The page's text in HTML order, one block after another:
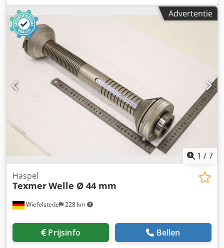
staandernaaimachine, overlockmachine op verrijdbare
staander. Stoffentransport via aandrijfwiel. - Fabrikant:
Dohle, industriële naaimachine type 751-914 staande
kettingsteeknaaimachine - Aandrijving: Kobold 0,37 kW -
Bedieningswijze: met voetpedaal - Afmetingen:
630/470/H1360 mm Crjdpfx Apjva Acpj Hsf - Gewicht: 93 kg
Advertentie
1 /7
Wiefelstede 228 km
Haspel
TexmerWelle Ø 44 mm
Prijsinfo Bellen